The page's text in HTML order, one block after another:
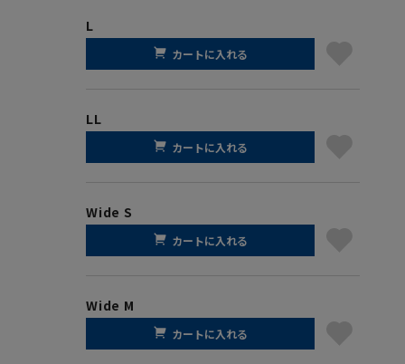
L
カートに入れる
LL
カートに入れる
Wide S
カートに入れる
Wide M
カートに入れる